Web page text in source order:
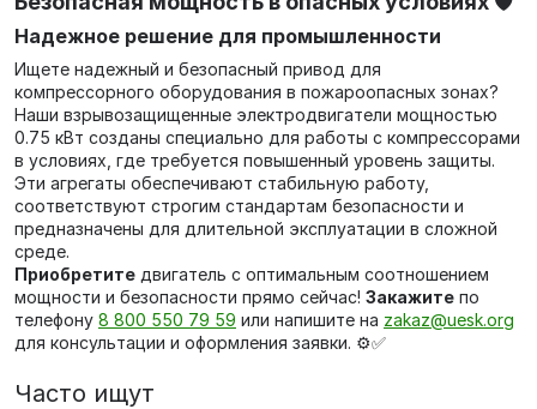
Надежное решение для промышленности
Ищете надежный и безопасный привод для
компрессорного оборудования в пожароопасных зонах?
Наши взрывозащищенные электродвигатели мощностью
0.75 кВт созданы специально для работы с компрессорами
в условиях, где требуется повышенный уровень защиты.
Эти агрегаты обеспечивают стабильную работу,
соответствуют строгим стандартам безопасности и
предназначены для длительной эксплуатации в сложной
среде.
Приобретите двигатель с оптимальным соотношением
мощности и безопасности прямо сейчас! Закажите по
телефону 8 800 550 79 59 или напишите на zakaz@uesk.org
для консультации и оформления заявки. ⚙️✅
Часто ищут